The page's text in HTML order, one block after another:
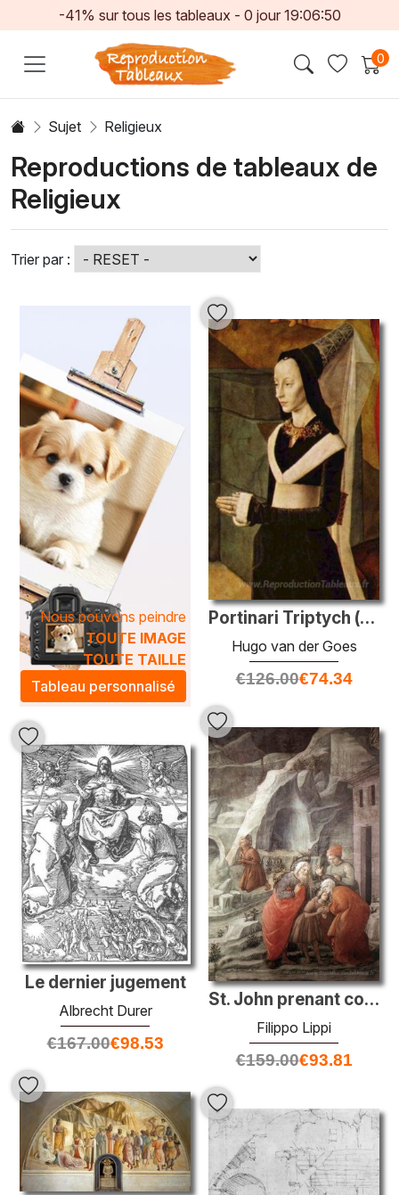
-41% sur tous les tableaux - 0 jour 19:06:47
0
Sujet Religieux
Reproductions de tableaux de
Religieux
Trier par :
Nous pouvons peindre
TOUTE IMAGE
TOUTE TAILLE
Tableau personnalisé
Portinari Triptych (détail)
Hugo van der Goes
€126.00€74.34
St. John prenant congé de ses parents (détail)
Filippo Lippi
€159.00€93.81
Le dernier jugement
Albrecht Durer
€167.00€98.53